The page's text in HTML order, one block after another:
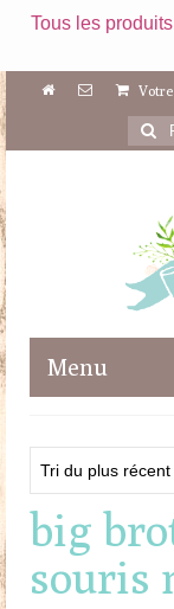
Tous les
:
Menu
Maileg
Poupées
Doudous
big
souris